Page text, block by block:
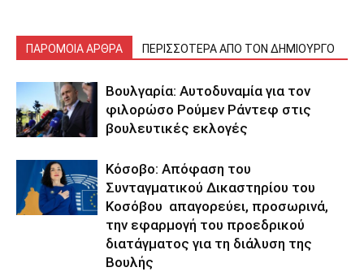
ΠΑΡΟΜΟΙΑ ΑΡΘΡΑ ΠΕΡΙΣΣΟΤΕΡΑ ΑΠΟ ΤΟΝ ΔΗΜΙΟΥΡΓΟ
Βουλγαρία: Αυτοδυναμία για τον
φιλορώσο Ρούμεν Ράντεφ στις
βουλευτικές εκλογές
Κόσοβο: Απόφαση του
Συνταγματικού Δικαστηρίου του
Κοσόβου απαγορεύει, προσωρινά,
την εφαρμογή του προεδρικού
διατάγματος για τη διάλυση της
Βουλής